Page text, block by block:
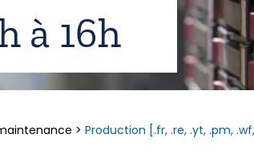
à 16h
> Production [.fr, .re, .yt, .pm,